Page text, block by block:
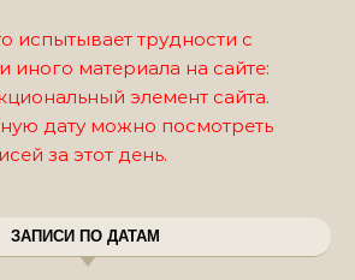
испытывает трудности с
иного материала на сайте:
элемент сайта.
дату можно посмотреть
за этот день.
ЗАПИСИ ПО ДАТАМ